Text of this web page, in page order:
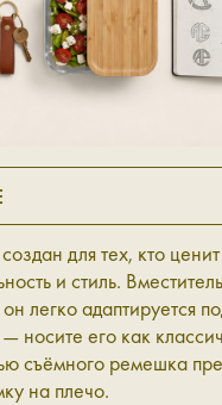
для тех, кто
и стиль.
легко адаптируется
носите его как
съёмного ремешка
на плечо.